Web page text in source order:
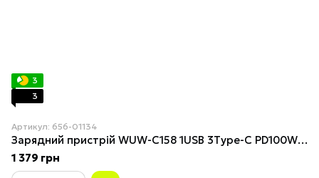
3
3
Артикул: 656-01134
Зарядний пристрій WUW-C158 1USB 3Type-C PD100W white
1 379 грн